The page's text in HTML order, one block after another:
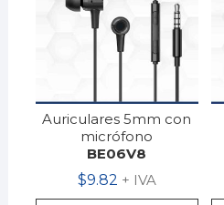
Auriculares 5mm con
micrófono
BE06V8
$9.82 + IVA